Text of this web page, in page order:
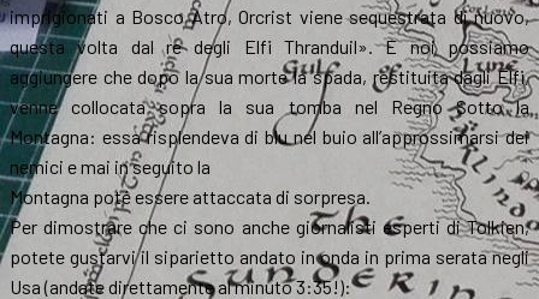
imprigionati a Bosco Atro, Orcrist viene sequestrata di nuovo,
questa volta dal re degli Elfi Thranduil». E noi possiamo
aggiungere che dopo la sua morte la spada, restituita dagli Elfi,
venne collocata sopra la sua tomba nel Regno Sotto la
Montagna: essa risplendeva di blu nel buio all’approssimarsi dei
nemici e mai in seguito la
Montagna poté essere attaccata di sorpresa.
Per dimostrare che ci sono anche giornalisti esperti di Tolkien,
potete gustarvi il siparietto andato in onda in prima serata negli
Usa (andate direttamente al minuto 3:35!):